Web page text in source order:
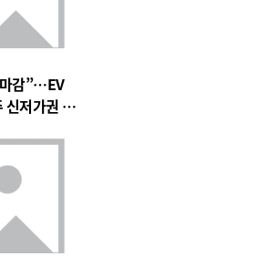
감”…EV
신저가권 압